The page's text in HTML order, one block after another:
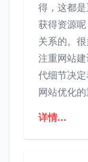
得，这都
获得资源
关系的。
注重网站
代细节决
网站优化
详情...